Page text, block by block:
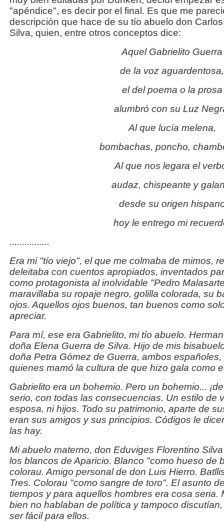
"apéndice", es decir por el final. Es que me
descripción que hace de su tío abuelo don
Silva, quien, entre otros conceptos dice:
Aquel Gabrielito Guerra
de la voz aguardentosa,
el del poema o la prosa
alumbró con su Luz
Al que lucía melena,
bombachas, poncho,
Al que nos legara el
audaz, chispeante y
desde su origen
hoy le entrego mi
................
Era mi "tío viejo", el que me colmaba de mimos,
deleitaba con cuentos apropiados, inventados
como protagonista al inolvidable "Pedro
maravillaba su ropaje negro, golilla colorada, su
ojos. Aquellos ojos buenos, tan buenos como
apreciar.
Para mí, ese era Gabrielito, mi tío abuelo.
doña Elena Guerra de Silva. Hijo de mis
doña Petra Gómez de Guerra, ambos
quienes mamó la cultura de que hizo gala como
Gabrielito era un bohemio. Pero un bohemio...
serio, con todas las consecuencias. Un estilo de
esposa, ni hijos. Todo su patrimonio, aparte de
eran sus amigos y sus principios. Códigos le
las hay.
Mi abuelo materno, don Eduviges Florentino
los blancos de Aparicio. Blanco "como hueso de
colorau. Amigo personal de don Luis Hierro.
Tres. Colorau "como sangre de toro". El asunto
tiempos y para aquellos hombres era cosa seria.
bien no hablaban de política y tampoco
ser fácil para ellos.